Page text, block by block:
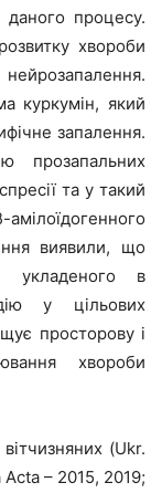
даного процесу.
хвороби
куркумін, який
запалення.
прозапальних
та у такий
виявили, що
укладеного в
у цільових
просторову і
хвороби
(Ukr.
– 2015, 2019;